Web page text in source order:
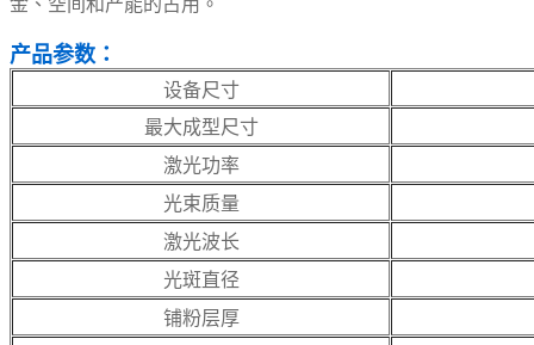
金、空间和产能的占用。
产品参数：
设备尺寸
最大成型尺寸
激光功率
光束质量
激光波长
光斑直径
铺粉层厚